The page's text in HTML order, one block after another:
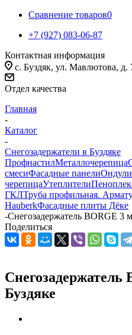
Сравнение товаров0
+7 (927) 083-06-87
Контактная информация
c. Буздяк, ул. Мавлютова, д.
Отдел качества
Главная
-
Каталог
-
Снегозадержатели в Буздяке
ПрофнастилМеталлочерепица
смесиФасадные панели
черепицаУтеплители
ГКЛТруба профильная.
HauberkФасадные плиты Дёке
-Снегозадержатель BORGE 3
Поделиться
Снегозадержатель
Буздяке